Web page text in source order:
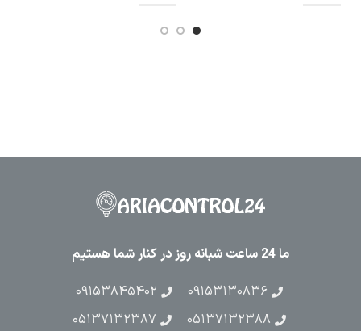
ما 24 ساعت شبانه روز در کنار شما هستیم
۰۹۱۵۳۱۳۰۸۳۶
۰۹۱۵۳۸۴۵۴۰۲
۰۵۱۳۷۱۳۲۳۸۸
۰۵۱۳۷۱۳۲۳۸۷